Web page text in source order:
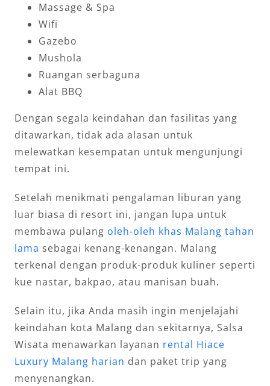
Massage & Spa
Wifi
Gazebo
Mushola
Ruangan serbaguna
Alat BBQ
Dengan segala keindahan dan fasilitas yang
ditawarkan, tidak ada alasan untuk
melewatkan kesempatan untuk mengunjungi
tempat ini.
Setelah menikmati pengalaman liburan yang
luar biasa di resort ini, jangan lupa untuk
membawa pulang oleh-oleh khas Malang tahan
lama sebagai kenang-kenangan. Malang
terkenal dengan produk-produk kuliner seperti
kue nastar, bakpao, atau manisan buah.
Selain itu, jika Anda masih ingin menjelajahi
keindahan kota Malang dan sekitarnya, Salsa
Wisata menawarkan layanan rental Hiace
Luxury Malang harian dan paket trip yang
menyenangkan.